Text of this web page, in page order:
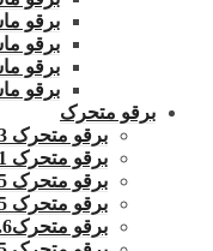
برقو ماشینی 32
برقو
برقو ماشینی
برقو ماشینی
برقو متحرک
برقو متحرک 10.3-9.5 میلیمتر
برقو متحرک 11.11–10.3 میلیمتر
برقو متحرک 13.5–12 میلیمتر
برقو متحرک 15–13.5 میلیمتر
برقو متحرک16.6 تا 18.25 میلیمتر